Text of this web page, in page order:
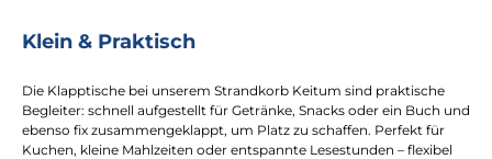
Klein & Praktisch
Die Klapptische bei unserem Strandkorb Keitum sind praktische
Begleiter: schnell aufgestellt für Getränke, Snacks oder ein Buch und
ebenso fix zusammengeklappt, um Platz zu schaffen. Perfekt für
Kuchen, kleine Mahlzeiten oder entspannte Lesestunden – flexibel